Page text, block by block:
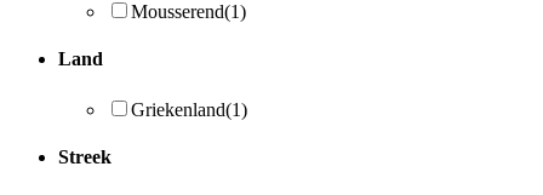
Mousserend(1)
Land
Griekenland(1)
Streek